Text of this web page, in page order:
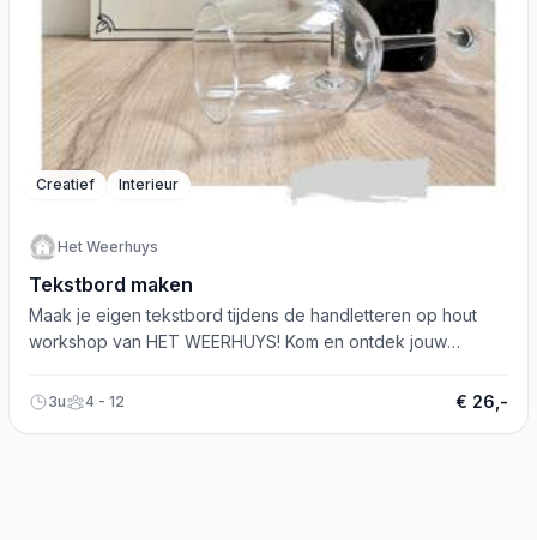
Creatief Interieur
Het Weerhuys
Tekstbord maken
Maak je eigen tekstbord tijdens de handletteren op hout
workshop van HET WEERHUYS! Kom en ontdek jouw
3u 4 - 12 € 26,-